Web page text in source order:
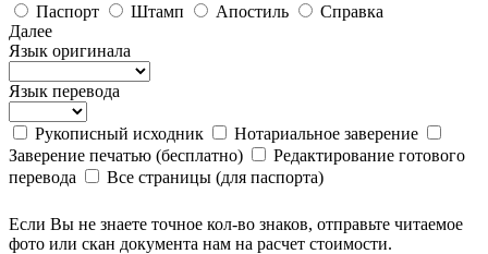
Паспорт
Штамп Апостиль
Справка
Далее
Язык оригинала
Язык перевода
Рукописный исходник
Нотариальное заверение
Заверение печатью (бесплатно)
Редактирование готового
перевода
Все страницы (для паспорта)
Если Вы не знаете точное кол-во знаков, отправьте читаемое
фото или скан документа нам на расчет стоимости.